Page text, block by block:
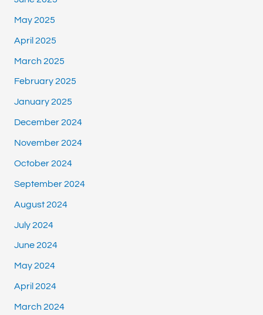
May 2025
April 2025
March 2025
February 2025
January 2025
December 2024
November 2024
October 2024
September 2024
August 2024
July 2024
June 2024
May 2024
April 2024
March 2024